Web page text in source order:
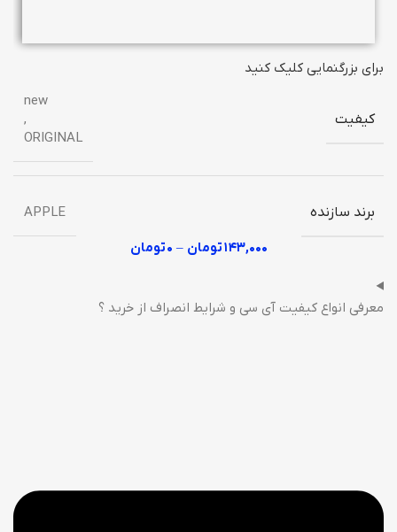
برای بزرگنمایی کلیک کنید
کیفیت
new
,
ORIGINAL
برند سازنده
APPLE
۱۴۳,۰۰۰تومان – ۰تومان
معرفی انواع کیفیت آی سی و شرایط انصراف از خرید ؟